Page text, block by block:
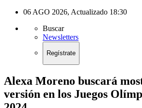
06 AGO 2026, Actualizado 18:30
Buscar
Newsletters
Regístrate
Alexa Moreno buscará
versión en los Juegos